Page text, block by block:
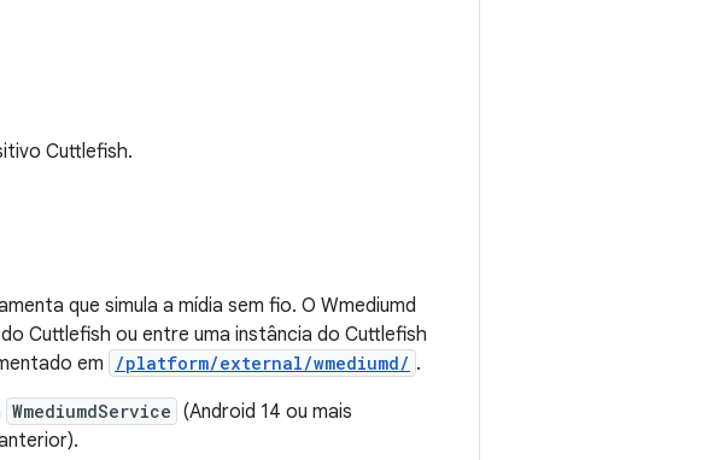
Cuttlefish.
que simula a mídia sem fio. O Wmediumd
Cuttlefish ou entre uma instância do Cuttlefish
em
/platform/external/wmediumd/ .
WmediumdService (Android 14 ou mais